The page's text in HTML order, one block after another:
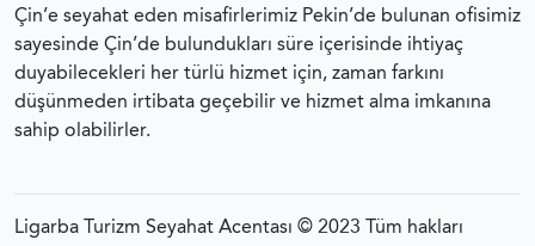
Çin’e seyahat eden misafirlerimiz Pekin’de bulunan ofisimiz
sayesinde Çin’de bulundukları süre içerisinde ihtiyaç
duyabilecekleri her türlü hizmet için, zaman farkını
düşünmeden irtibata geçebilir ve hizmet alma imkanına
sahip olabilirler.
Ligarba Turizm Seyahat Acentası © 2023 Tüm hakları